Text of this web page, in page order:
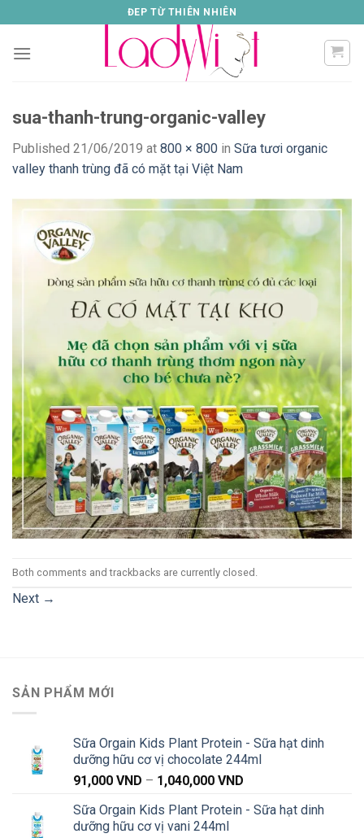
to
content
ĐEP TỪ THIÊN NHIÊN
sua-thanh-trung-organic-valley
Published 21/06/2019 at 800 × 800 in Sữa tươi organic
valley thanh trùng đã có mặt tại Việt Nam
Both comments and trackbacks are currently closed.
Next →
SẢN PHẨM MỚI
Sữa Orgain Kids Plant Protein - Sữa hạt dinh
dưỡng hữu cơ vị chocolate 244ml
91,000 VND – 1,040,000 VND
từ
Sữa Orgain Kids Plant Protein - Sữa hạt dinh
dưỡng hữu cơ vị vani 244ml